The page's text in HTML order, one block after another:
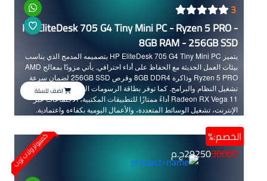
3
HP EliteDesk 705 G4 Tiny Mini PC - Ryzen 5 PRO -
8GB RAM - 256GB SSD
يتميز HP EliteDesk 705 G4 Tiny Mini PC بتصميمه المدمج الذي يناسب
بيئات العمل الحديثة مع الحفاظ على أداء احترافي. يأتي مزودًا بمعالج AMD
Ryzen 5 PRO وذاكرة 8GB DDR4 وقرص 256GB SSD لضمان سرعة
تشغيل النظام والبرامج. كما توفر بطاقة الرسومات المدمجة AMD
Radeon RX Vega 11 أداءً ممتازًا للتطبيقات المكتبية، الاجتماعات عبر
الإنترنت، تشغيل الوسائط المتعددة، والأعمال اليومية بكفاءة واعتمادية.
اضف للسلة
كمبيوتر ولاب توب الخصم:%
30000
29250ج.م